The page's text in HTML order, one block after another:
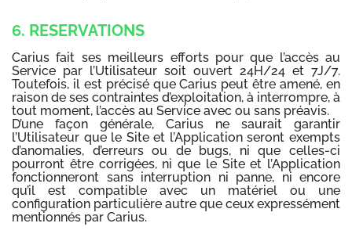
6. RESERVATIONS
Carius fait ses meilleurs efforts pour que l’accès au
Service par l’Utilisateur soit ouvert 24H/24 et 7J/7.
Toutefois, il est précisé que Carius peut être amené, en
raison de ses contraintes d’exploitation, à interrompre, à
tout moment, l’accès au Service avec ou sans préavis.
D’une façon générale, Carius ne saurait garantir
l’Utilisateur que le Site et l’Application seront exempts
d’anomalies, d’erreurs ou de bugs, ni que celles-ci
pourront être corrigées, ni que le Site et l’Application
fonctionneront sans interruption ni panne, ni encore
qu’il est compatible avec un matériel ou une
configuration particulière autre que ceux expressément
mentionnés par Carius.